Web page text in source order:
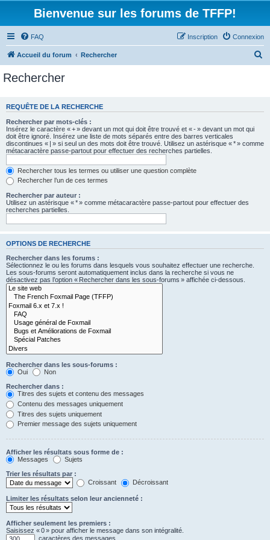
Bienvenue sur les forums de TFFP!
FAQ Connexion
Inscription
Accueil du forum Rechercher
e
Rechercher
REQUÊTE DE LA RECHERCHE
Rechercher par mots-clés :
Insérez le caractère « + » devant un mot qui doit être trouvé et « - » devant un mot qui
doit être ignoré. Insérez une liste de mots séparés entre des barres verticales
discontinues « | » si seul un des mots doit être trouvé. Utilisez un astérisque « * » comme
métacaractère passe-partout pour effectuer des recherches partielles.
Rechercher tous les termes ou utiliser une question complète
Rechercher l’un de ces termes
Rechercher par auteur :
Utilisez un astérisque « * » comme métacaractère passe-partout pour effectuer des
recherches partielles.
OPTIONS DE RECHERCHE
Rechercher dans les forums :
Sélectionnez le ou les forums dans lesquels vous souhaitez effectuer une recherche.
Les sous-forums seront automatiquement inclus dans la recherche si vous ne
désactivez pas l’option « Rechercher dans les sous-forums » affichée ci-dessous.
Rechercher dans les sous-forums :
Oui
Non
Rechercher dans :
Titres des sujets et contenu des messages
Contenu des messages uniquement
Titres des sujets uniquement
Premier message des sujets uniquement
Afficher les résultats sous forme de :
Messages
Sujets
Trier les résultats par :
Croissant
Décroissant
Limiter les résultats selon leur ancienneté :
Afficher seulement les premiers :
Saisissez « 0 » pour afficher le message dans son intégralité.
caractères des messages